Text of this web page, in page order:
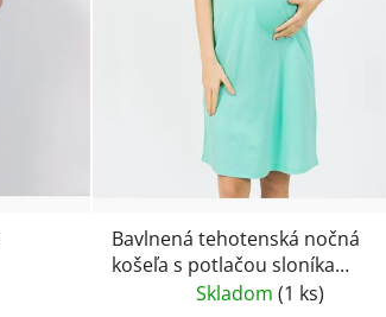
Bavlnená tehotenská nočná
košeľa s potlačou sloníka
Skladom (1 ks)